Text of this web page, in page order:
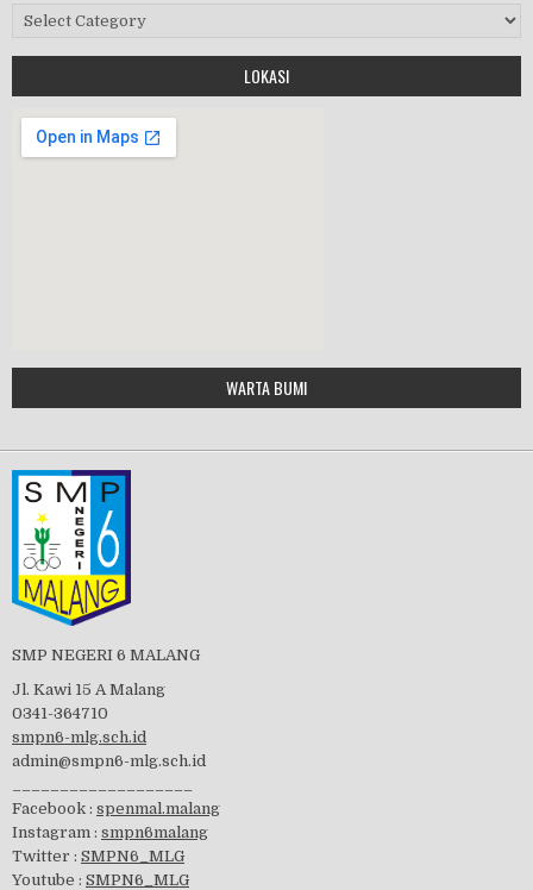
HALAL BIHALAL
Tes Matrikulasi 2019
visitasi PPK 2019
Kategori
LOKASI
Google Maps Generator by
embedgooglemap.net
WARTA BUMI
SMP NEGERI 6 MALANG
Jl. Kawi 15 A Malang
0341-364710
smpn6-mlg.sch.id
admin@smpn6-mlg.sch.id
Facebook : spenmal.malang
Instagram : smpn6malang
Twitter : SMPN6_MLG
Youtube : SMPN6_MLG